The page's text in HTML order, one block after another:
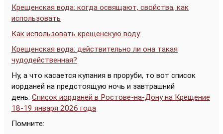
Крещенская вода: когда освящают, свойства, как
использовать
Как использовать крещенскую воду
Крещенская вода: действительно ли она такая
чудодейственная?
Ну, а что касается купания в проруби, то вот список
иорданей на предстоящую ночь и завтрашний
день: Список иорданей в Ростове-на-Дону на Крещение
18-19 января 2026 года
Помните: